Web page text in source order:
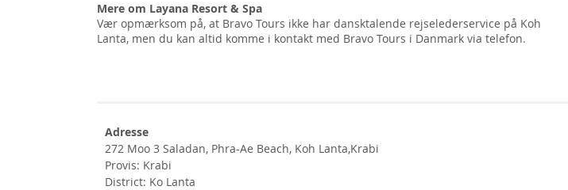
Mere om Layana Resort & Spa
Vær opmærksom på, at Bravo Tours ikke har dansktalende rejselederservice på Koh
Lanta, men du kan altid komme i kontakt med Bravo Tours i Danmark via telefon.
Adresse
272 Moo 3 Saladan, Phra-Ae Beach, Koh Lanta,Krabi
Provis: Krabi
District: Ko Lanta